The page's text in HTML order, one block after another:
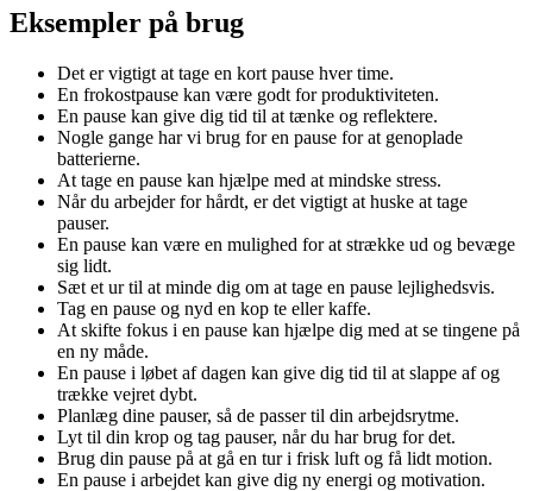
Eksempler på brug
Det er vigtigt at tage en kort pause hver time.
En frokostpause kan være godt for produktiviteten.
En pause kan give dig tid til at tænke og reflektere.
Nogle gange har vi brug for en pause for at genoplade
batterierne.
At tage en pause kan hjælpe med at mindske stress.
Når du arbejder for hårdt, er det vigtigt at huske at tage
pauser.
En pause kan være en mulighed for at strække ud og bevæge
sig lidt.
Sæt et ur til at minde dig om at tage en pause lejlighedsvis.
Tag en pause og nyd en kop te eller kaffe.
At skifte fokus i en pause kan hjælpe dig med at se tingene på
en ny måde.
En pause i løbet af dagen kan give dig tid til at slappe af og
trække vejret dybt.
Planlæg dine pauser, så de passer til din arbejdsrytme.
Lyt til din krop og tag pauser, når du har brug for det.
Brug din pause på at gå en tur i frisk luft og få lidt motion.
En pause i arbejdet kan give dig ny energi og motivation.